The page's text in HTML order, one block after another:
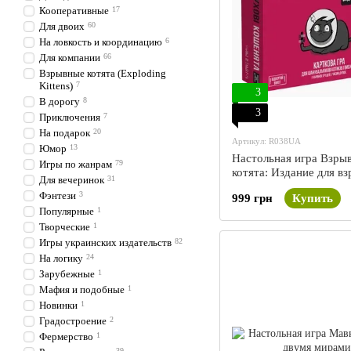
3
3
Артикул: R038UA
Настольная игра
котята: Издание для
18+ (Exploding Kittens:
Edition)
999 грн Купить
Кооперативные 17
Для двоих 60
На ловкость и координацию 6
Для компании 66
Взрывные котята (Exploding
Kittens) 7
В дорогу 8
Приключения 7
На подарок 20
Юмор 13
Игры по жанрам 79
Для вечеринок 31
Фэнтези 3
Популярные 1
Творческие 1
Игры украинских издательств 82
На логику 24
Зарубежные 1
Мафия и подобные 1
Новинки 1
Градостроение 2
Фермерство 1